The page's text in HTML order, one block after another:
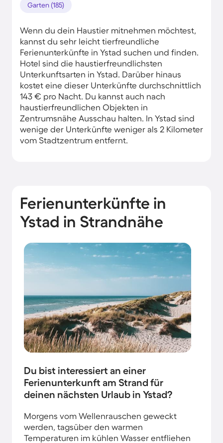
Garten (185)
Wenn du dein Haustier mitnehmen möchtest,
kannst du sehr leicht tierfreundliche
Ferienunterkünfte in Ystad suchen und finden.
Hotel sind die haustierfreundlichsten
Unterkunftsarten in Ystad. Darüber hinaus
kostet eine dieser Unterkünfte durchschnittlich
143 € pro Nacht. Du kannst auch nach
haustierfreundlichen Objekten in
Zentrumsnähe Ausschau halten. In Ystad sind
wenige der Unterkünfte weniger als 2 Kilometer
vom Stadtzentrum entfernt.
Ferienunterkünfte in
Ystad in Strandnähe
Du bist interessiert an einer
Ferienunterkunft am Strand für
deinen nächsten Urlaub in Ystad?
Morgens vom Wellenrauschen geweckt
werden, tagsüber den warmen
Temperaturen im kühlen Wasser entfliehen